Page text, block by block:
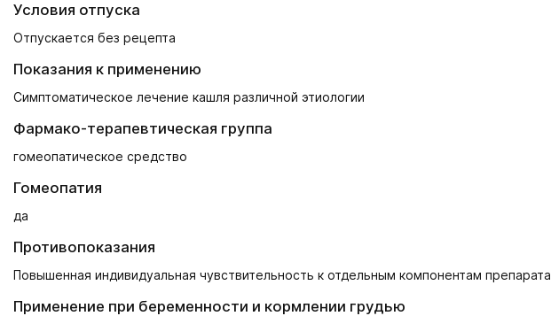
Условия отпуска
Отпускается без рецепта
Показания к применению
Симптоматическое лечение кашля различной этиологии
Фармако-терапевтическая группа
гомеопатическое средство
Гомеопатия
да
Противопоказания
Повышенная индивидуальная чувствительность к отдельным компонентам препарата
Применение при беременности и кормлении грудью